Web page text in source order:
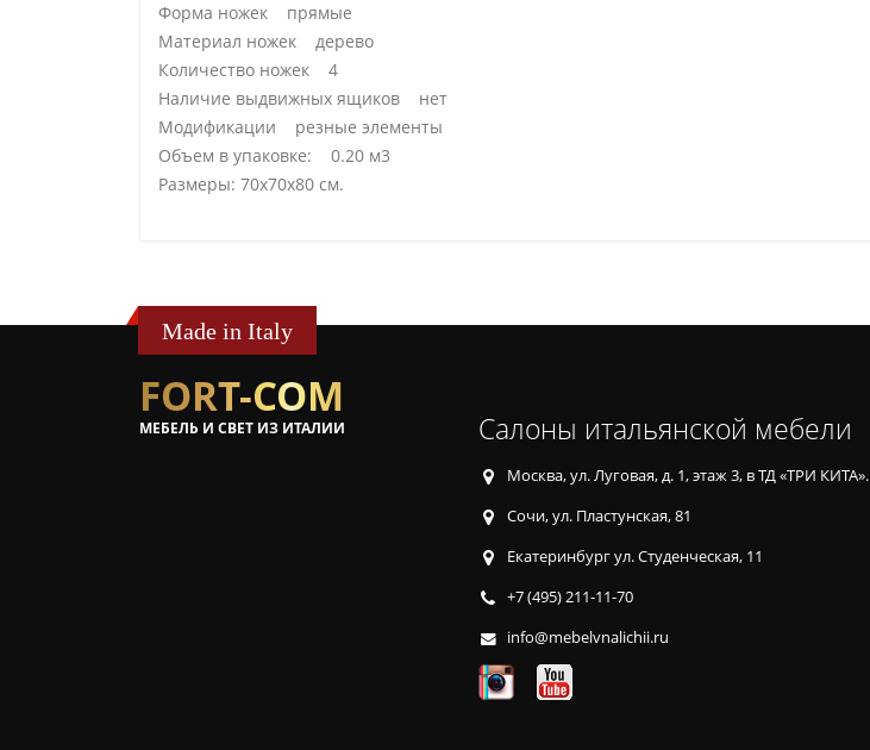
Форма ножек прямые
Материал ножек дерево
Количество ножек 4
Наличие выдвижных ящиков нет
Модификации резные элементы
Объем в упаковке: 0.20 м3
Размеры: 70х70х80 см.
Made in Italy
FORT-COM
МЕБЕЛЬ И СВЕТ ИЗ ИТАЛИИ Салоны итальянской мебели
Москва, ул. Луговая, д. 1, этаж 3, в ТД «ТРИ КИТА».
Сочи, ул. Пластунская, 81
Екатеринбург ул. Студенческая, 11
+7 (495) 211-11-70
info@mebelvnalichii.ru